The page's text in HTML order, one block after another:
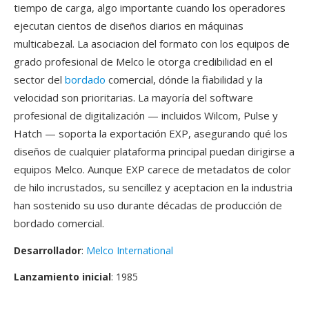
tiempo de carga, algo importante cuando los operadores
ejecutan cientos de diseños diarios en máquinas
multicabezal. La asociacion del formato con los equipos de
grado profesional de Melco le otorga credibilidad en el
sector del bordado comercial, dónde la fiabilidad y la
velocidad son prioritarias. La mayoría del software
profesional de digitalización — incluidos Wilcom, Pulse y
Hatch — soporta la exportación EXP, asegurando qué los
diseños de cualquier plataforma principal puedan dirigirse a
equipos Melco. Aunque EXP carece de metadatos de color
de hilo incrustados, su sencillez y aceptacion en la industria
han sostenido su uso durante décadas de producción de
bordado comercial.
Desarrollador: Melco International
Lanzamiento inicial: 1985